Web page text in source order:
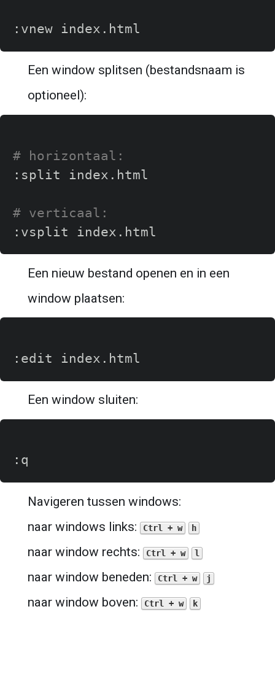
Een window splitsen (bestandsnaam is
optioneel):
# horizontaal:
:split index.html
# verticaal:
Een nieuw bestand openen en in een
window plaatsen:
Een window sluiten:
Navigeren tussen windows:
naar windows links:
Ctrl + w h
naar window rechts: Ctrl + w l
naar window beneden: Ctrl + w j
naar window boven: Ctrl + w k